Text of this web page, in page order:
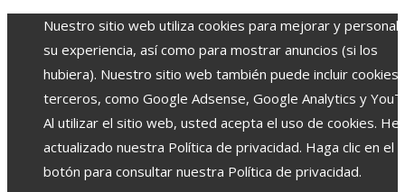
Nuestro sitio web utiliza cookies para mejorar y
su experiencia, así como para mostrar anuncios (si los
hubiera). Nuestro sitio web también puede incluir cookies
terceros, como Google Adsense, Google Analytics y
Al utilizar el sitio web, usted acepta el uso de cookies.
actualizado nuestra Política de privacidad. Haga clic en el
botón para consultar nuestra Política de privacidad.